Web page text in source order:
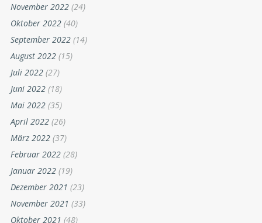
November 2022 (24)
Oktober 2022 (40)
September 2022 (14)
August 2022 (15)
Juli 2022 (27)
Juni 2022 (18)
Mai 2022 (35)
April 2022 (26)
März 2022 (37)
Februar 2022 (28)
Januar 2022 (19)
Dezember 2021 (23)
November 2021 (33)
Oktober 2021 (48)